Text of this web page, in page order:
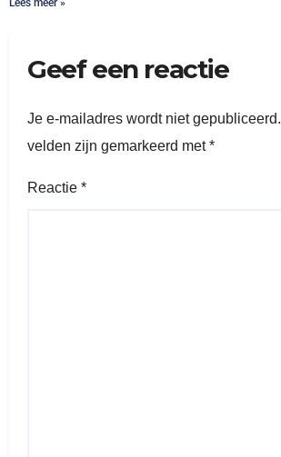
Lees meer »
Geef een reactie
Je e-mailadres wordt niet gepubliceerd.
velden zijn gemarkeerd met*
Reactie *